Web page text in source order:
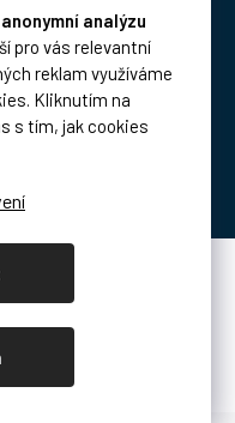
anonymní analýzu
pro vás relevantní
reklam využíváme
Kliknutím na
s tím, jak cookies
Premium
. Všechna práva vyhrazena.